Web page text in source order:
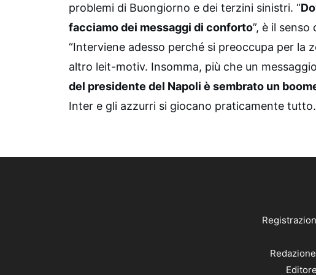
problemi di Buongiorno e dei terzini sinistri. “
facciamo dei messaggi di conforto”, è il
“Interviene adesso perché si preoccupa per la
altro leit-motiv. Insomma, più che un
del presidente del Napoli è sembrato un
Inter e gli azzurri si giocano praticamente tutto.